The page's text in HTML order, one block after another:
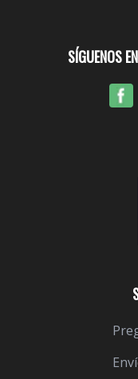
SÍGUENOS